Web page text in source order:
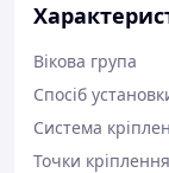
Вікова група
Спосіб
Система
Точки